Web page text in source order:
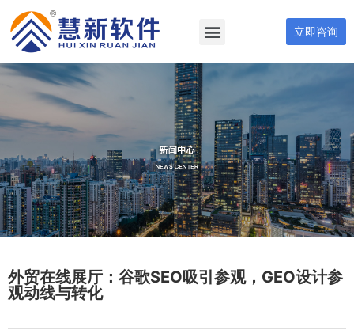
立即咨询
外贸在线展厅：谷歌SEO吸引参观，GEO设计参
观动线与转化